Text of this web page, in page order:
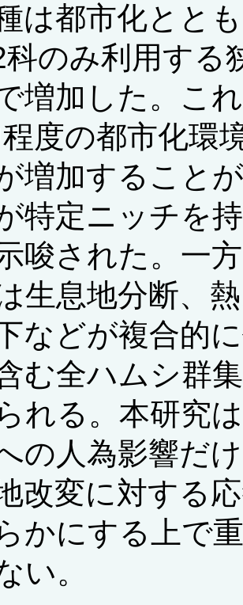
は都市化とと
科のみ利用する
増加した。こ
度の都市化環
増加すること
特定ニッチを
唆された。一
生息地分断、
などが複合的
む全ハムシ群
れる。本研究
の人為影響だ
改変に対する
かにする上で
い。